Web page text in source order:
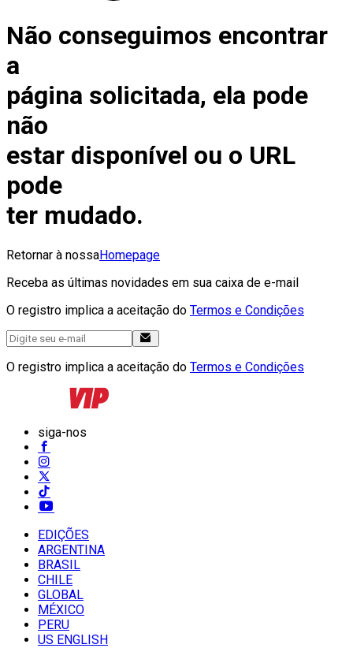
Não conseguimos encontrar
a
página solicitada, ela pode
não
estar disponível ou o URL
pode
ter mudado.
Retornar à nossaHomepage
Receba as últimas novidades em sua caixa de e-mail
O registro implica a aceitação do Termos e Condições
O registro implica a aceitação do Termos e Condições
siga-nos
EDIÇÕES
ARGENTINA
BRASIL
CHILE
GLOBAL
MÉXICO
PERU
US ENGLISH